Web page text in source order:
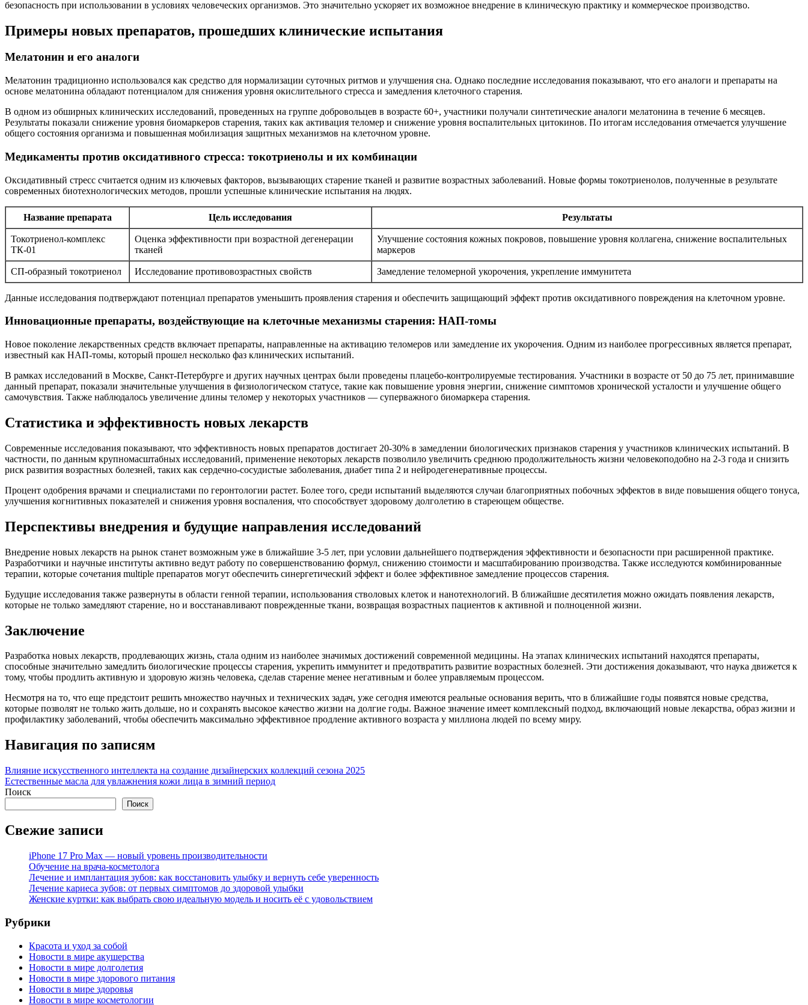
безопасность при использовании в условиях человеческих организмов. Это значительно ускоряет их возможное внедрение в клиническую практику и коммерческое производство.
Примеры новых препаратов, прошедших клинические испытания
Мелатонин и его аналоги
Мелатонин традиционно использовался как средство для нормализации суточных ритмов и улучшения сна. Однако последние исследования показывают, что его аналоги и препараты на
основе мелатонина обладают потенциалом для снижения уровня окислительного стресса и замедления клеточного старения.
В одном из обширных клинических исследований, проведенных на группе добровольцев в возрасте 60+, участники получали синтетические аналоги мелатонина в течение 6 месяцев.
Результаты показали снижение уровня биомаркеров старения, таких как активация теломер и снижение уровня воспалительных цитокинов. По итогам исследования отмечается улучшение
общего состояния организма и повышенная мобилизация защитных механизмов на клеточном уровне.
Медикаменты против оксидативного стресса: токотриенолы и их комбинации
Оксидативный стресс считается одним из ключевых факторов, вызывающих старение тканей и развитие возрастных заболеваний. Новые формы токотриенолов, полученные в результате
современных биотехнологических методов, прошли успешные клинические испытания на людях.
Название препарата Цель исследования Результаты
Токотриенол-комплекс
ТК-01
Оценка эффективности при возрастной дегенерации
тканей
Улучшение состояния кожных покровов, повышение уровня коллагена, снижение воспалительных
маркеров
СП-образный токотриенол Исследование противовозрастных свойств Замедление теломерной укорочения, укрепление иммунитета
Данные исследования подтверждают потенциал препаратов уменьшить проявления старения и обеспечить защищающий эффект против оксидативного повреждения на клеточном уровне.
Инновационные препараты, воздействующие на клеточные механизмы старения: НАП-томы
Новое поколение лекарственных средств включает препараты, направленные на активацию теломеров или замедление их укорочения. Одним из наиболее прогрессивных является препарат,
известный как НАП-томы, который прошел несколько фаз клинических испытаний.
В рамках исследований в Москве, Санкт-Петербурге и других научных центрах были проведены плацебо-контролируемые тестирования. Участники в возрасте от 50 до 75 лет, принимавшие
данный препарат, показали значительные улучшения в физиологическом статусе, такие как повышение уровня энергии, снижение симптомов хронической усталости и улучшение общего
самочувствия. Также наблюдалось увеличение длины теломер у некоторых участников — суперважного биомаркера старения.
Статистика и эффективность новых лекарств
Современные исследования показывают, что эффективность новых препаратов достигает 20-30% в замедлении биологических признаков старения у участников клинических испытаний. В
частности, по данным крупномасштабных исследований, применение некоторых лекарств позволило увеличить среднюю продолжительность жизни человекоподобно на 2-3 года и снизить
риск развития возрастных болезней, таких как сердечно-сосудистые заболевания, диабет типа 2 и нейродегенеративные процессы.
Процент одобрения врачами и специалистами по геронтологии растет. Более того, среди испытаний выделяются случаи благоприятных побочных эффектов в виде повышения общего тонуса,
улучшения когнитивных показателей и снижения уровня воспаления, что способствует здоровому долголетию в стареющем обществе.
Перспективы внедрения и будущие направления исследований
Внедрение новых лекарств на рынок станет возможным уже в ближайшие 3-5 лет, при условии дальнейшего подтверждения эффективности и безопасности при расширенной практике.
Разработчики и научные институты активно ведут работу по совершенствованию формул, снижению стоимости и масштабированию производства. Также исследуются комбинированные
терапии, которые сочетания multiple препаратов могут обеспечить синергетический эффект и более эффективное замедление процессов старения.
Будущие исследования также развернуты в области генной терапии, использования стволовых клеток и нанотехнологий. В ближайшие десятилетия можно ожидать появления лекарств,
которые не только замедляют старение, но и восстанавливают поврежденные ткани, возвращая возрастных пациентов к активной и полноценной жизни.
Заключение
Разработка новых лекарств, продлевающих жизнь, стала одним из наиболее значимых достижений современной медицины. На этапах клинических испытаний находятся препараты,
способные значительно замедлить биологические процессы старения, укрепить иммунитет и предотвратить развитие возрастных болезней. Эти достижения доказывают, что наука движется к
тому, чтобы продлить активную и здоровую жизнь человека, сделав старение менее негативным и более управляемым процессом.
Несмотря на то, что еще предстоит решить множество научных и технических задач, уже сегодня имеются реальные основания верить, что в ближайшие годы появятся новые средства,
которые позволят не только жить дольше, но и сохранять высокое качество жизни на долгие годы. Важное значение имеет комплексный подход, включающий новые лекарства, образ жизни и
профилактику заболеваний, чтобы обеспечить максимально эффективное продление активного возраста у миллиона людей по всему миру.
Навигация по записям
Влияние искусственного интеллекта на создание дизайнерских коллекций сезона 2025
Естественные масла для увлажнения кожи лица в зимний период
Поиск
Поиск
Свежие записи
iPhone 17 Pro Max — новый уровень производительности
Обучение на врача-косметолога
Лечение и имплантация зубов: как восстановить улыбку и вернуть себе уверенность
Лечение кариеса зубов: от первых симптомов до здоровой улыбки
Женские куртки: как выбрать свою идеальную модель и носить её с удовольствием
Рубрики
Красота и уход за собой
Новости в мире акушерства
Новости в мире долголетия
Новости в мире здорового питания
Новости в мире здоровья
Новости в мире косметологии